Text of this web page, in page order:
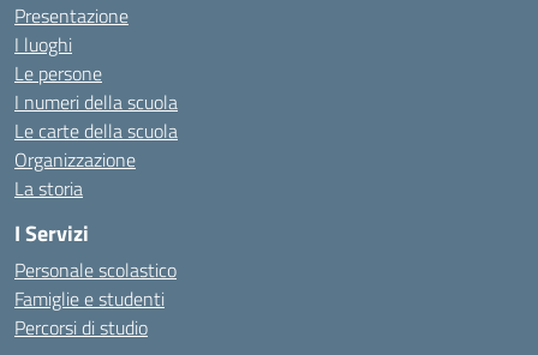
Presentazione
I luoghi
Le persone
I numeri della scuola
Le carte della scuola
Organizzazione
La storia
I Servizi
Personale scolastico
Famiglie e studenti
Percorsi di studio